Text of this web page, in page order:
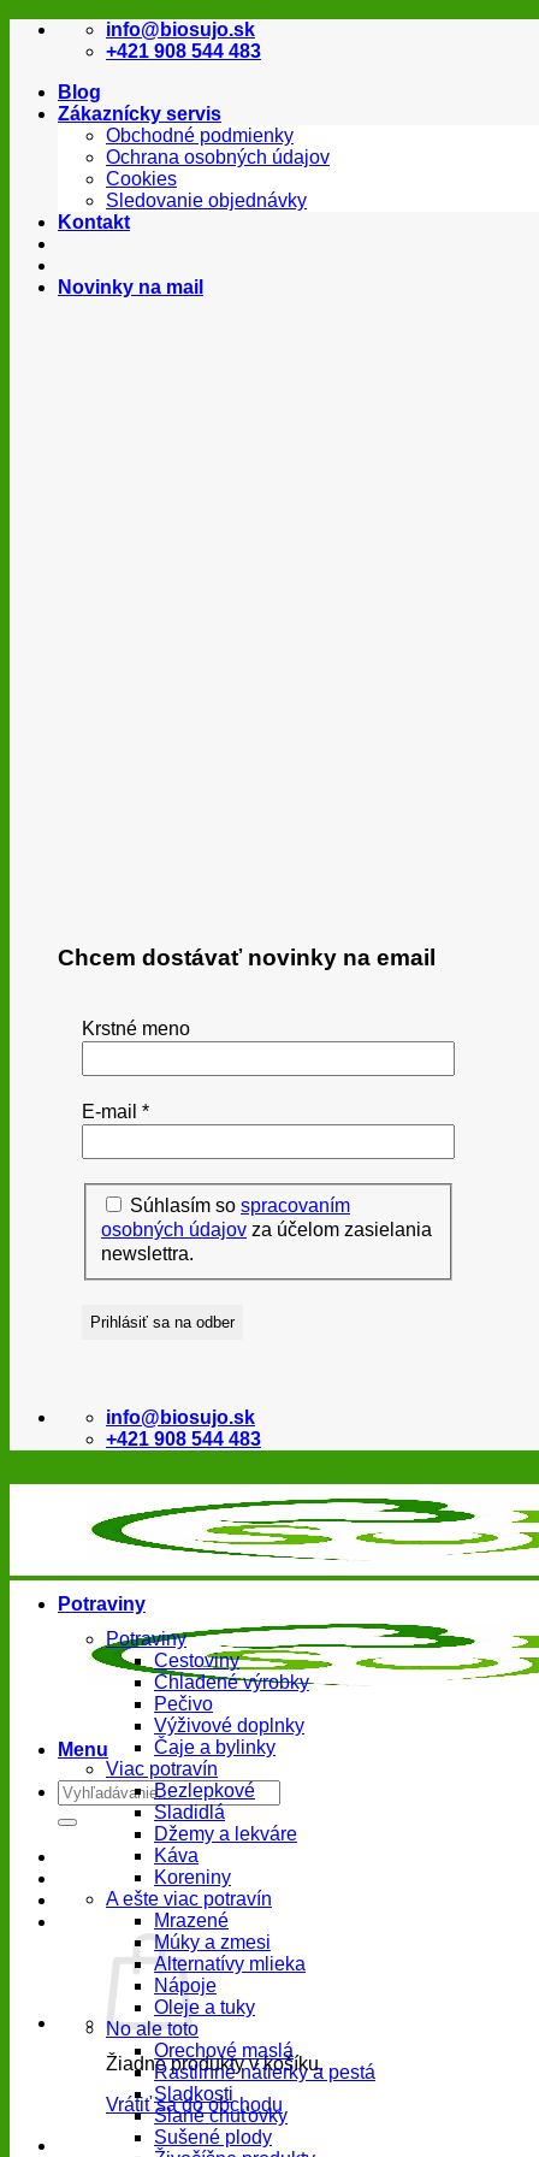
Skip
info@biosujo.sk
+421 908 544 483
Blog
Zákaznícky servis
Obchodné podmienky
Ochrana osobných údajov
Cookies
Sledovanie objednávky
Kontakt
Novinky na mail
Chcem dostávať novinky na email
Krstné meno
E-mail *
Súhlasím so spracovaním
osobných údajov za účelom zasielania
newslettra.
info@biosujo.sk
+421 908 544 483
Menu
Hľadať:
Žiadne produkty v košíku.
Vrátiť sa do obchodu
Potraviny
Potraviny
Cestoviny
Chladené výrobky
Pečivo
Výživové doplnky
Čaje a bylinky
Viac potravín
Bezlepkové
Sladidlá
Džemy a lekváre
Káva
Koreniny
A ešte viac potravín
Mrazené
Múky a zmesi
Alternatívy mlieka
Nápoje
Oleje a tuky
No ale toto
Orechové maslá
Rastlinné nátierky a pestá
Sladkosti
Slané chuťovky
Sušené plody